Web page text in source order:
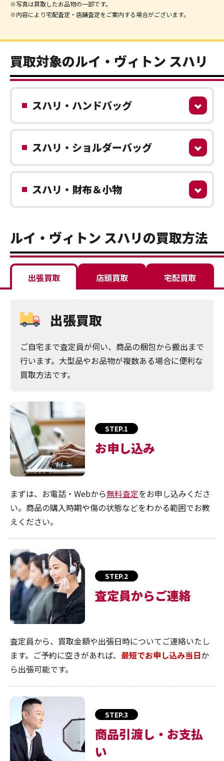
※写真は買取したお品物の一部です。
※内容により宅配査定・店舗査定をご案内する場合がございます。
買取対象のルイ・ヴィトン スハリ
スハリ・ハンドバッグ
スハリ・ショルダーバッグ
スハリ・財布＆小物
ルイ・ヴィトン スハリの買取方法
出張買取 店頭買取 宅配買取
出張買取
ご自宅まで査定員が伺い、商品の梱包から搬出まで
行います。大型品やお品物が複数ある場合に便利な
買取方法です。
STEP.1
お申し込み
まずは、お電話・Webから無料査定をお申し込みくださ
い。商品の購入時期や傷の状態などをわかる範囲でお教
えください。
STEP.2
査定員からご連絡
査定員から、買取金額や出張日時についてご連絡いたし
ます。ご予約に空きがあれば、 最短でお申し込み当日か
ら出張可能です。
STEP.3
商品引渡し・お支払
い